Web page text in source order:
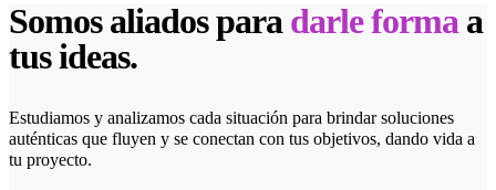
Somos aliados para darle forma a
tus ideas.
Estudiamos y analizamos cada situación para brindar soluciones
auténticas que fluyen y se conectan con tus objetivos, dando vida a
tu proyecto.